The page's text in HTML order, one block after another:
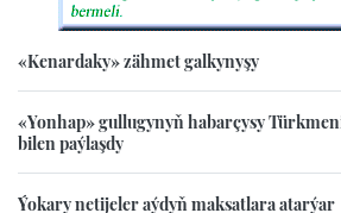
«Kenardaky» zähmet galkynyşy
«Yonhap» gullugynyň habarçysy
bilen paýlaşdy
Ýokary netijeler aýdyň maksatlara atarýar